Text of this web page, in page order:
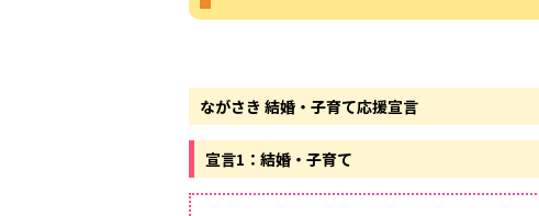
ながさき 結婚・子育て応援宣言
宣言1：結婚・子育て